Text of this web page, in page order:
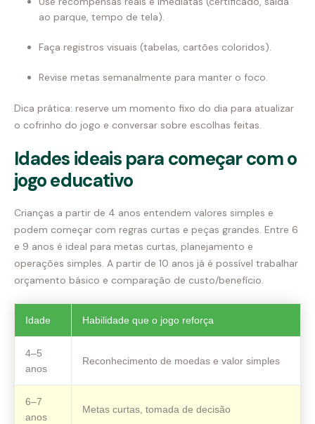
ao parque, tempo de tela).
Faça registros visuais (tabelas, cartões coloridos).
Revise metas semanalmente para manter o foco.
Dica prática: reserve um momento fixo do dia para atualizar
o cofrinho do jogo e conversar sobre escolhas feitas.
Idades ideais para começar com o
jogo educativo
Crianças a partir de 4 anos entendem valores simples e
podem começar com regras curtas e peças grandes. Entre 6
e 9 anos é ideal para metas curtas, planejamento e
operações simples. A partir de 10 anos já é possível trabalhar
orçamento básico e comparação de custo/benefício.
Idade Habilidade que o jogo reforça
4–5
anos
Reconhecimento de moedas e valor simples
6–7
anos
Metas curtas, tomada de decisão